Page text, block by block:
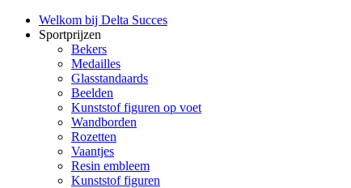
Welkom bij Delta Succes
Sportprijzen
Bekers
Medailles
Glasstandaards
Beelden
Kunststof figuren op voet
Wandborden
Rozetten
Vaantjes
Resin embleem
Kunststof figuren